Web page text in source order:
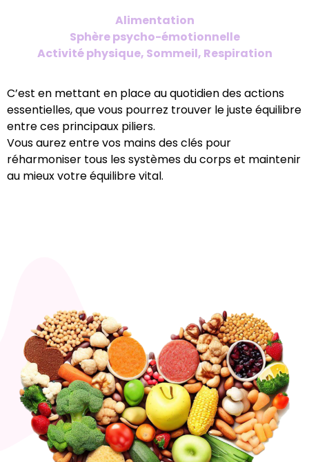
Alimentation
Sphère psycho-émotionnelle
Activité physique, Sommeil, Respiration
C’est en mettant en place au quotidien des actions
essentielles, que vous pourrez trouver le juste équilibre
entre ces principaux piliers.
Vous aurez entre vos mains des clés pour
réharmoniser tous les systèmes du corps et maintenir
au mieux votre équilibre vital.